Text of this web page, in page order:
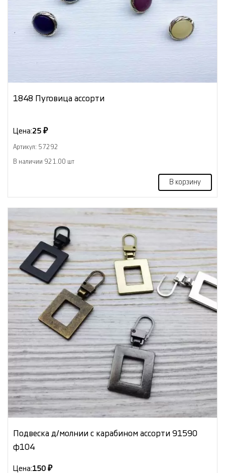
1848 Пуговица ассорти
Цена:25 ₽
Артикул: 57292
В наличии 921.00 шт
В корзину
Подвеска д/молнии с карабином ассорти 91590
ф104
Цена:150 ₽